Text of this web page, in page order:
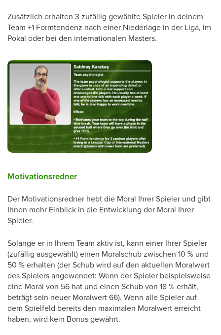
Zusätzlich erhalten 3 zufällig gewählte Spieler in deinem
Team +1 Formtendenz nach einer Niederlage in der Liga, im
Pokal oder bei den internationalen Masters.
Motivationsredner
Der Motivationsredner hebt die Moral Ihrer Spieler und gibt
Ihnen mehr Einblick in die Entwicklung der Moral Ihrer
Spieler.
Solange er in Ihrem Team aktiv ist, kann einer Ihrer Spieler
(zufällig ausgewählt) einen Moralschub zwischen 10 % und
50 % erhalten (der Schub wird auf den aktuellen Moralwert
des Spielers angewendet: Wenn der Spieler beispielsweise
eine Moral von 56 hat und einen Schub von 18 % erhält,
beträgt sein neuer Moralwert 66). Wenn alle Spieler auf
dem Spielfeld bereits den maximalen Moralwert erreicht
haben, wird kein Bonus gewährt.